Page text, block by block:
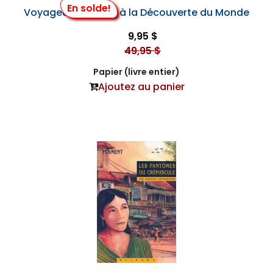
En solde!
Voyageurs Chinois à la Découverte du Monde
9,95 $
49,95 $
Papier (livre entier)
Ajoutez au panier